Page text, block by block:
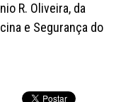
R. Oliveira, da
e Segurança do